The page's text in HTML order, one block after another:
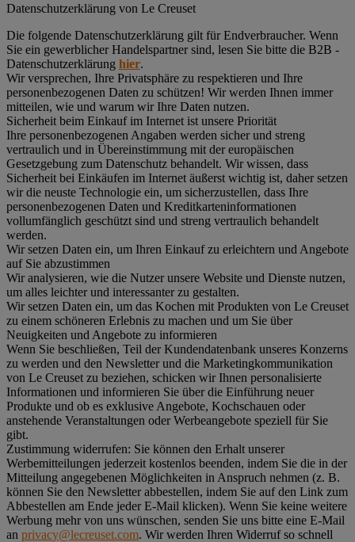
Datenschutz­erklärung von Le Creuset
Die folgende Datenschutzerklärung gilt für Endverbraucher. Wenn
Sie ein gewerblicher Handelspartner sind, lesen Sie bitte die B2B -
Datenschutzerklärung hier.
Wir versprechen, Ihre Privatsphäre zu respektieren und Ihre
personenbezogenen Daten zu schützen! Wir werden Ihnen immer
mitteilen, wie und warum wir Ihre Daten nutzen.
Sicherheit beim Einkauf im Internet ist unsere Priorität
Ihre personenbezogenen Angaben werden sicher und streng
vertraulich und in Übereinstimmung mit der europäischen
Gesetzgebung zum Datenschutz behandelt. Wir wissen, dass
Sicherheit bei Einkäufen im Internet äußerst wichtig ist, daher setzen
wir die neuste Technologie ein, um sicherzustellen, dass Ihre
personenbezogenen Daten und Kreditkarteninformationen
vollumfänglich geschützt sind und streng vertraulich behandelt
werden.
Wir setzen Daten ein, um Ihren Einkauf zu erleichtern und Angebote
auf Sie abzustimmen
Wir analysieren, wie die Nutzer unsere Website und Dienste nutzen,
um alles leichter und interessanter zu gestalten.
Wir setzen Daten ein, um das Kochen mit Produkten von Le Creuset
zu einem schöneren Erlebnis zu machen und um Sie über
Neuigkeiten und Angebote zu informieren
Wenn Sie beschließen, Teil der Kundendatenbank unseres Konzerns
zu werden und den Newsletter und die Marketingkommunikation
von Le Creuset zu beziehen, schicken wir Ihnen personalisierte
Informationen und informieren Sie über die Einführung neuer
Produkte und ob es exklusive Angebote, Kochschauen oder
anstehende Veranstaltungen oder Werbeangebote speziell für Sie
gibt.
Zustimmung widerrufen: Sie können den Erhalt unserer
Werbemitteilungen jederzeit kostenlos beenden, indem Sie die in der
Mitteilung angegebenen Möglichkeiten in Anspruch nehmen (z. B.
können Sie den Newsletter abbestellen, indem Sie auf den Link zum
Abbestellen am Ende jeder E-Mail klicken). Wenn Sie keine weitere
Werbung mehr von uns wünschen, senden Sie uns bitte eine E-Mail
an privacy@lecreuset.com. Wir werden Ihren Widerruf so schnell